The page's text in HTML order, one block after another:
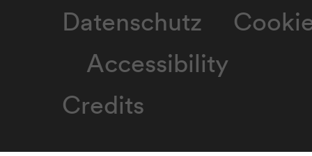
Datenschutz
Accessibility
Credits